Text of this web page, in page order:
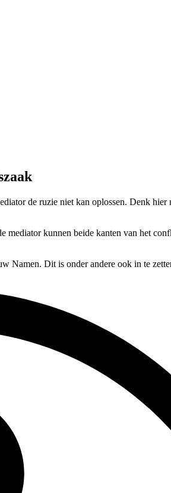
de ruzie niet kan oplossen. Denk
mediator kunnen beide kanten van het
Namen. Dit is onder andere ook in te